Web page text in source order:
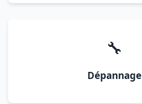
🔧
Dépannage